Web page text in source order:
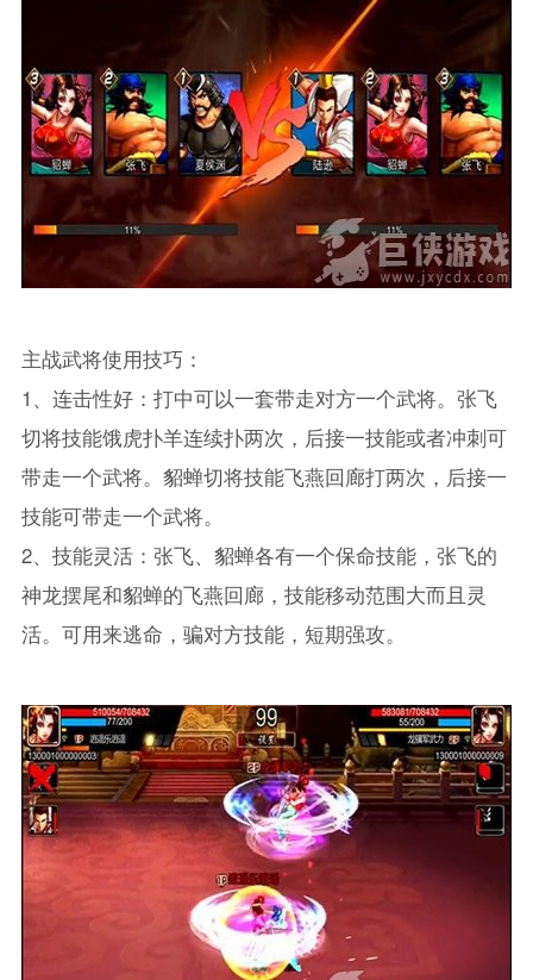
主战武将使用技巧：
1、连击性好：打中可以一套带走对方一个武将。张飞
切将技能饿虎扑羊连续扑两次，后接一技能或者冲刺可
带走一个武将。貂蝉切将技能飞燕回廊打两次，后接一
技能可带走一个武将。
2、技能灵活：张飞、貂蝉各有一个保命技能，张飞的
神龙摆尾和貂蝉的飞燕回廊，技能移动范围大而且灵
活。可用来逃命，骗对方技能，短期强攻。